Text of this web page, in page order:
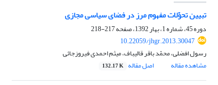
تبیین تحوّلات مفهوم مرز در فضای سیاسی مجازی
دوره 45، شماره 1، بهار 1392، صفحه
217-218
10.22059/jhgr.2013.30047
رسول افضلی، محمّد باقر قالیباف، میثم احمدی فیروزجائی
مشاهده مقاله
اصل مقاله 132.17 K